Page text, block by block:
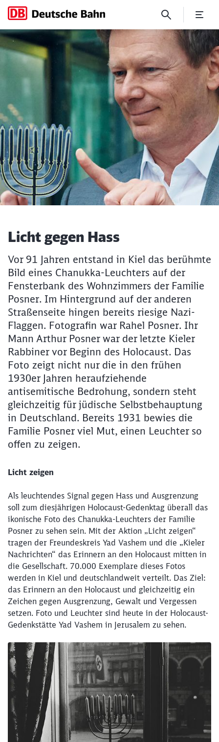
Licht gegen Hass
Artikel:
Licht gegen Hass
Vor 91 Jahren entstand in Kiel das berühmte
Bild eines Chanukka-Leuchters auf der
Fensterbank des Wohnzimmers der Familie
Posner. Im Hintergrund auf der anderen
Straßenseite hingen bereits riesige Nazi-
Flaggen. Fotografin war Rahel Posner. Ihr
Mann Arthur Posner war der letzte Kieler
Rabbiner vor Beginn des Holocaust. Das
Foto zeigt nicht nur die in den frühen
1930er Jahren heraufziehende
antisemitische Bedrohung, sondern steht
gleichzeitig für jüdische Selbstbehauptung
in Deutschland. Bereits 1931 bewies die
Familie Posner viel Mut, einen Leuchter so
offen zu zeigen.
Licht zeigen
Als leuchtendes Signal gegen Hass und Ausgrenzung
soll zum diesjährigen Holocaust-Gedenktag überall das
ikonische Foto des Chanukka-Leuchters der Familie
Posner zu sehen sein. Mit der Aktion „Licht zeigen“
tragen der Freundeskreis Yad Vashem und die „Kieler
Nachrichten“ das Erinnern an den Holocaust mitten in
die Gesellschaft. 70.000 Exemplare dieses Fotos
werden in Kiel und deutschlandweit verteilt. Das Ziel:
das Erinnern an den Holocaust und gleichzeitig ein
Zeichen gegen Ausgrenzung, Gewalt und Vergessen
setzen. Foto und Leuchter sind heute in der Holocaust-
Gedenkstätte Yad Vashem in Jerusalem zu sehen.